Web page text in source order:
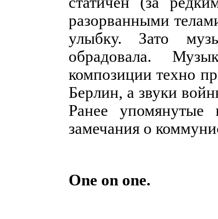
разорванными
улыбку. Зато
обрадовала.
композиции техно
Берлин, а звуки
Ранее упомянутые
замечания о
One on one.